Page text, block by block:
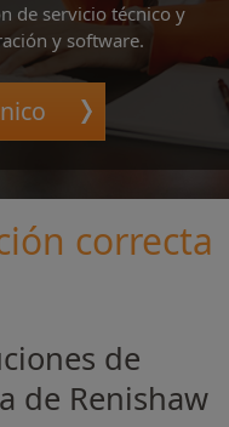
de servicio técnico y
y software.
correcta
de
de Renishaw